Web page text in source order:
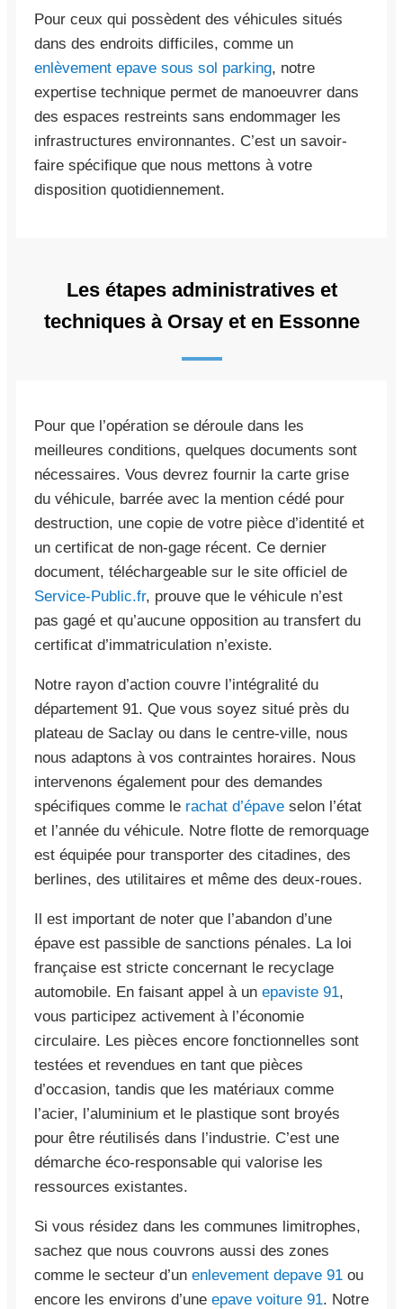
Pour ceux qui possèdent des véhicules situés
dans des endroits difficiles, comme un
enlèvement epave sous sol parking, notre
expertise technique permet de manoeuvrer dans
des espaces restreints sans endommager les
infrastructures environnantes. C’est un savoir-
faire spécifique que nous mettons à votre
disposition quotidiennement.
Les étapes administratives et
techniques à Orsay et en Essonne
Pour que l’opération se déroule dans les
meilleures conditions, quelques documents sont
nécessaires. Vous devrez fournir la carte grise
du véhicule, barrée avec la mention cédé pour
destruction, une copie de votre pièce d’identité et
un certificat de non-gage récent. Ce dernier
document, téléchargeable sur le site officiel de
Service-Public.fr, prouve que le véhicule n’est
pas gagé et qu’aucune opposition au transfert du
certificat d’immatriculation n’existe.
Notre rayon d’action couvre l’intégralité du
département 91. Que vous soyez situé près du
plateau de Saclay ou dans le centre-ville, nous
nous adaptons à vos contraintes horaires. Nous
intervenons également pour des demandes
spécifiques comme le rachat d’épave selon l’état
et l’année du véhicule. Notre flotte de remorquage
est équipée pour transporter des citadines, des
berlines, des utilitaires et même des deux-roues.
Il est important de noter que l’abandon d’une
épave est passible de sanctions pénales. La loi
française est stricte concernant le recyclage
automobile. En faisant appel à un epaviste 91,
vous participez activement à l’économie
circulaire. Les pièces encore fonctionnelles sont
testées et revendues en tant que pièces
d’occasion, tandis que les matériaux comme
l’acier, l’aluminium et le plastique sont broyés
pour être réutilisés dans l’industrie. C’est une
démarche éco-responsable qui valorise les
ressources existantes.
Si vous résidez dans les communes limitrophes,
sachez que nous couvrons aussi des zones
comme le secteur d’un enlevement depave 91 ou
encore les environs d’une epave voiture 91. Notre